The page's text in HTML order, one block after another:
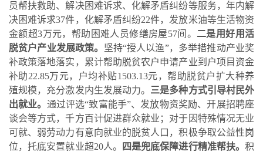
员帮扶救助、解决困难诉求、化解矛盾纠纷等服务，年内解
决困难诉求37件，化解矛盾纠纷22件，发放米油等生活物资
金额超3万元，帮助困难人员修缮房屋57间。 二是用好用活
脱贫户产业发展政策。 坚持“授人以渔”，多举措推动产业奖
补政策落地落实，累计帮助脱贫农户申请产业到户项目资金
补助22.85万元，户均补贴1503.13元，帮助脱贫户扩大种养
殖规模，充分激发内生发展动力。 三是多种方式引导村民外
出就业。 通过评选“致富能手”、发放物资奖励、开展招聘座
谈会等方式，千方百计促进群众就业；对于因特殊情况无业
可就、弱劳动力有意向就业的脱贫人口，积极争取公益性岗
位，托底安置就业超20人。
四是兜底保障进行精准帮扶。积